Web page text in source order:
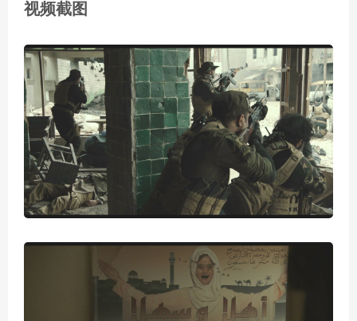
视频截图